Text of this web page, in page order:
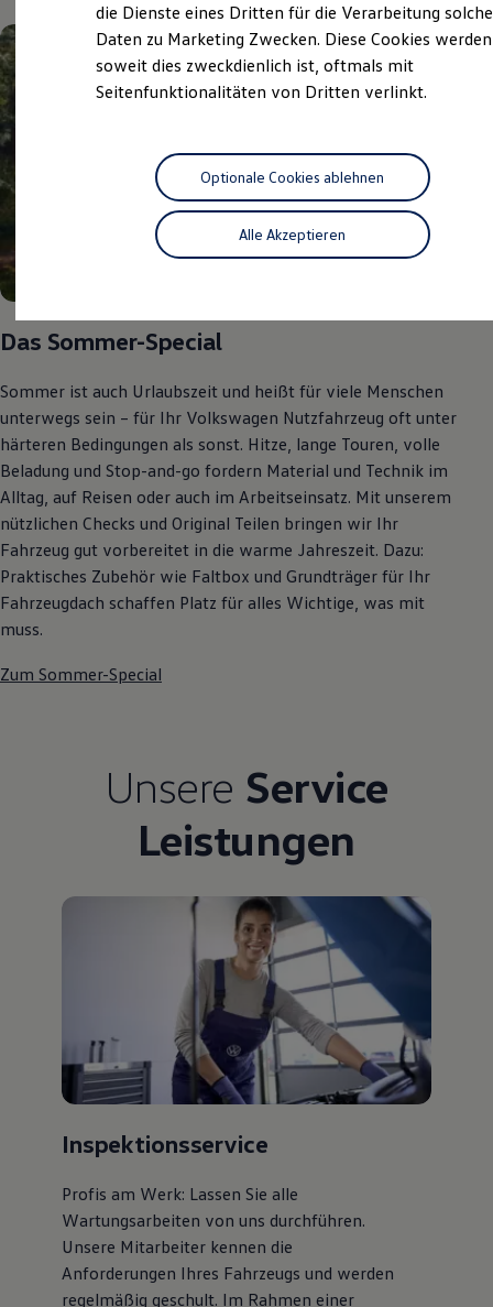
myVolkswagen Business
Elektrisch & Autonom
Elektro - & Hybridfahrzeuge
Klimafreundlicher Strom
Ladezeitensimulator
Ladelösungen für Privatkunden
Ladelösungen für Gewerbekunden
Wallbox und Ladekabel
Bidirektionales Laden
Förderung & Kosten der Elektrofahrzeuge
Kostensimulator
Autonomes Fahren
Mehr zum ID. Buzz
California Welt
California Club
California Magazin & Ratgeber
Vanlife
Ratgeber
Routen & Reisen
California Reisen & Erlebnisse
California App
California Lifestyle & Zubehör
Übernachten im California
Marke
Unternehmen
Karriere im Autohaus
Events
Rückblick VW Bus Festival 2023
Bulli Magazin
Fahrzeugabholung ab Werk
Das Sommer-Special
Sommer ist auch Urlaubszeit und heißt für viele Menschen
unterwegs sein – für Ihr Volkswagen Nutzfahrzeug oft unter
härteren Bedingungen als sonst. Hitze, lange Touren, volle
Beladung und Stop-and-go fordern Material und Technik im
Alltag, auf Reisen oder auch im Arbeitseinsatz. Mit unserem
nützlichen Checks und Original Teilen bringen wir Ihr
Fahrzeug gut vorbereitet in die warme Jahreszeit. Dazu:
Praktisches Zubehör wie Faltbox und Grundträger für Ihr
Fahrzeugdach schaffen Platz für alles Wichtige, was mit
muss.
Zum Sommer-Special
Unsere Service
Leistungen
Inspektionsservice
Profis am Werk: Lassen Sie alle
Wartungsarbeiten von uns durchführen.
Unsere Mitarbeiter kennen die
Anforderungen Ihres Fahrzeugs und werden
regelmäßig geschult. Im Rahmen einer
die Dienste eines Dritten für die Verarbeitung
Daten zu Marketing Zwecken. Diese Cookies
soweit dies zweckdienlich ist, oftmals mit
Seitenfunktionalitäten von Dritten verlinkt.
Alle Akzeptieren
Optionale Cookies ablehnen